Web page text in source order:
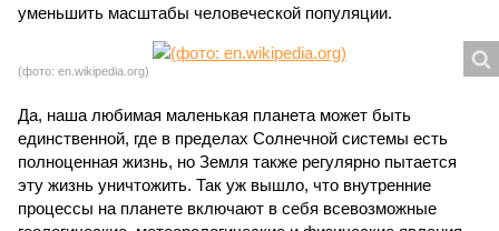
уменьшить масштабы человеческой популяции.
(фото: en.wikipedia.org)
Да, наша любимая маленькая планета может быть
единственной, где в пределах Солнечной системы есть
полноценная жизнь, но Земля также регулярно пытается
эту жизнь уничтожить. Так уж вышло, что внутренние
процессы на планете включают в себя всевозможные